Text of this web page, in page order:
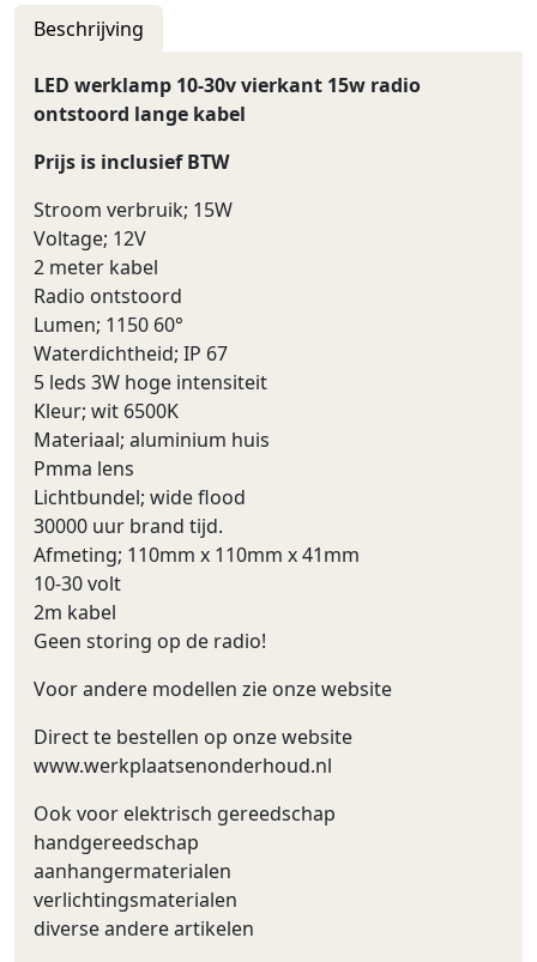
Beschrijving
LED werklamp 10-30v vierkant 15w radio
ontstoord lange kabel
Prijs is inclusief BTW
Stroom verbruik; 15W
Voltage; 12V
2 meter kabel
Radio ontstoord
Lumen; 1150 60°
Waterdichtheid; IP 67
5 leds 3W hoge intensiteit
Kleur; wit 6500K
Materiaal; aluminium huis
Pmma lens
Lichtbundel; wide flood
30000 uur brand tijd.
Afmeting; 110mm x 110mm x 41mm
10-30 volt
2m kabel
Geen storing op de radio!
Voor andere modellen zie onze website
Direct te bestellen op onze website
www.werkplaatsenonderhoud.nl
Ook voor elektrisch gereedschap
handgereedschap
aanhangermaterialen
verlichtingsmaterialen
diverse andere artikelen